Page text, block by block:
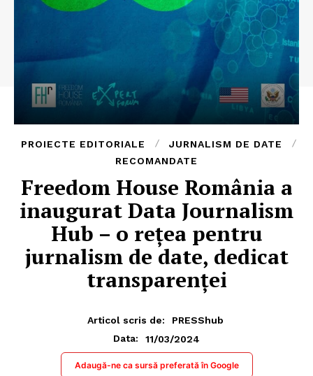
PROIECTE EDITORIALE
JURNALISM DE DATE
RECOMANDATE
Freedom House România a
inaugurat Data Journalism
Hub – o rețea pentru
jurnalism de date, dedicat
transparenței
Articol scris de:
PRESShub
Data:
11/03/2024
Adaugă-ne ca sursă preferată în Google